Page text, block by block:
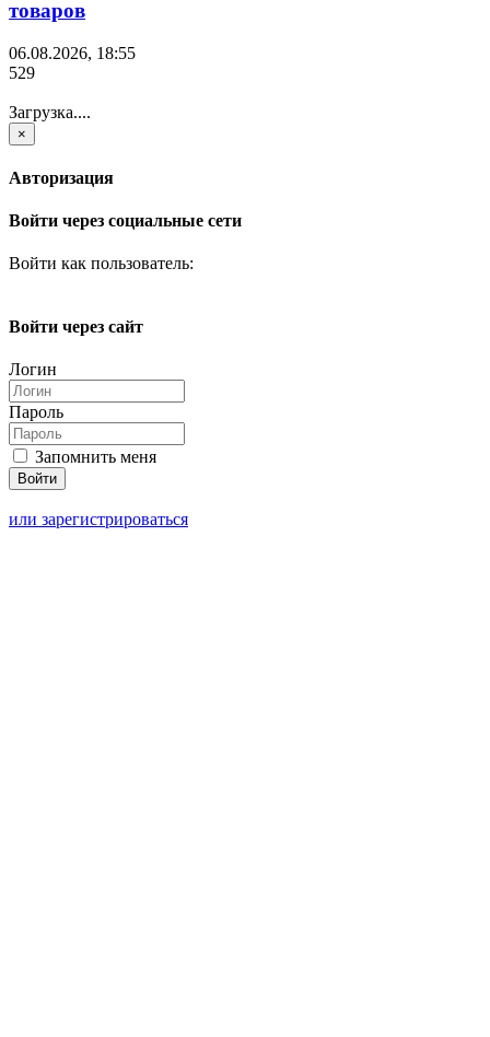
товаров
06.08.2026, 18:55
529
Загрузка....
×
Авторизация
Войти через социальные сети
Войти как пользователь:
Войти через сайт
Логин
Пароль
Запомнить меня
или зарегистрироваться